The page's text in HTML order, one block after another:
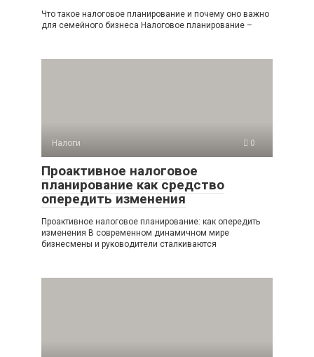
Что такое налоговое планирование и почему оно важно
для семейного бизнеса Налоговое планирование –
Налоги 0
Проактивное налоговое
планирование как средство
опередить изменения
Проактивное налоговое планирование: как опередить
изменения В современном динамичном мире
бизнесмены и руководители сталкиваются